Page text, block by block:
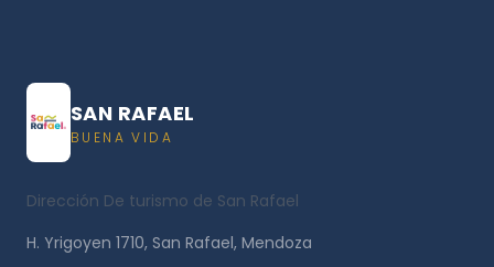
SAN RAFAEL
BUENA VIDA
Dirección De turismo de San Rafael
H. Yrigoyen 1710, San Rafael, Mendoza